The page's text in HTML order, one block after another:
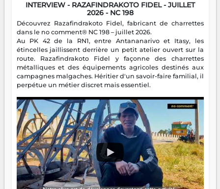
INTERVIEW - RAZAFINDRAKOTO FIDEL - JUILLET
2026 - NC 198
Découvrez Razafindrakoto Fidel, fabricant de charrettes
dans le no comment® NC 198 – juillet 2026.
Au PK 42 de la RN1, entre Antananarivo et Itasy, les
étincelles jaillissent derrière un petit atelier ouvert sur la
route. Razafindrakoto Fidel y façonne des charrettes
métalliques et des équipements agricoles destinés aux
campagnes malgaches. Héritier d'un savoir-faire familial, il
perpétue un métier discret mais essentiel.